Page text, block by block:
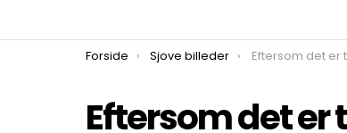
You are here:
Forside Sjove billeder Eftersom det
Eftersom det